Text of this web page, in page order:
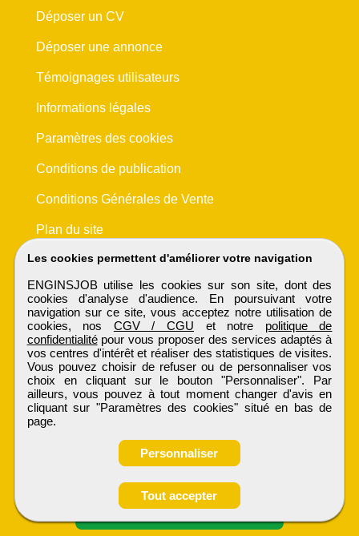
Candidature spontanée
Les cookies permettent d'améliorer votre navigation
ENGINSJOB utilise les cookies sur son site, dont des
cookies d'analyse d'audience. En poursuivant votre
navigation sur ce site, vous acceptez notre utilisation de
cookies, nos CGV / CGU et notre politique de
confidentialitépour vous proposer des services adaptés à
vos centres d'intérêt et réaliser des statistiques de visites.
Vous pouvez choisir de refuser ou de personnaliser vos
choix en cliquant sur le bouton "Personnaliser". Par
ailleurs, vous pouvez à tout moment changer d'avis en
cliquant sur "Paramètres des cookies" situé en bas de
page.
Personnaliser
Tout accepter
Déposer un CV
Déposer une annonce
Témoignages utilisateurs
Informations légales
Paramètres des cookies
Conditions de publication
Conditions Générales de Vente
Plan du site
ENGINSJOB
Tous droits réservés © 1999 - 2026